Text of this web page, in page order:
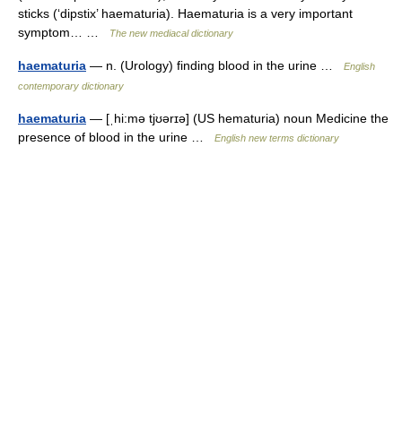
sticks (‘dipstix’ haematuria). Haematuria is a very important
symptom… …
The new mediacal dictionary
haematuria — n. (Urology) finding blood in the urine …
English
contemporary dictionary
haematuria — [ˌhi:mə tjʊərɪə] (US hematuria) noun Medicine the
presence of blood in the urine …
English new terms dictionary